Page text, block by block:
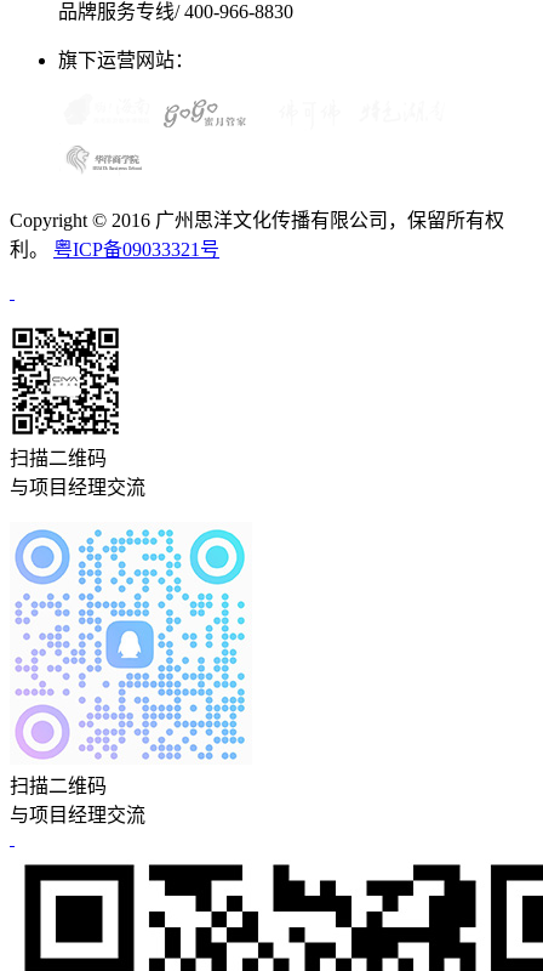
品牌服务专线/ 400-966-8830
旗下运营网站：
Copyright © 2016 广州思洋文化传播有限公司，保留所有权
利。 粤ICP备09033321号
扫描二维码
与项目经理交流
扫描二维码
与项目经理交流